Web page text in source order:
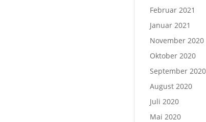
Februar 2021
Januar 2021
November 2020
Oktober 2020
September 2020
August 2020
Juli 2020
Mai 2020